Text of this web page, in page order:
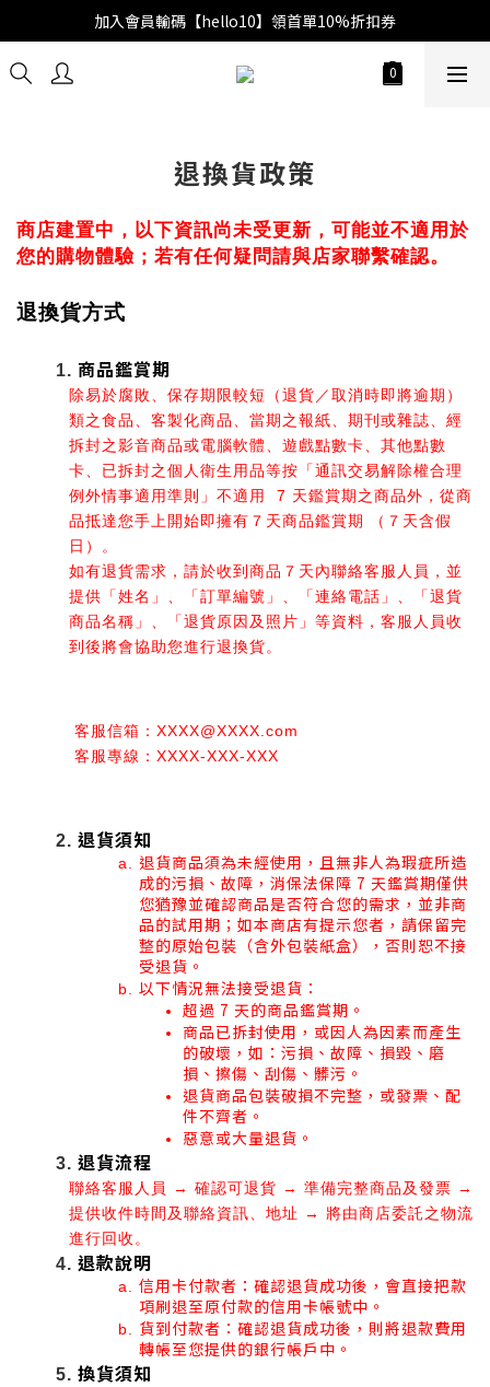
加入會員輸碼【hello10】領首單10%折扣券
退換貨政策
商店建置中，以下資訊尚未受更新，可能並不適用於
您的購物體驗；若有任何疑問請與店家聯繫確認。
退換貨方式
商品鑑賞期
除易於腐敗、保存期限較短（退貨／取消時即將逾期）
類之食品、客製化商品、當期之報紙、期刊或雜誌、經
拆封之影音商品或電腦軟體、遊戲點數卡、其他點數
卡、已拆封之個人衛生用品等按「通訊交易解除權合理
例外情事適用準則」不適用  7 天鑑賞期之商品外，從商
品抵達您手上開始即擁有７天商品鑑賞期 （７天含假
日）。
如有退貨需求，請於收到商品７天內聯絡客服人員，並
提供「姓名」、「訂單編號」、「連絡電話」、「退貨
商品名稱」、「退貨原因及照片」等資料，客服人員收
到後將會協助您進行退換貨。
客服信箱：XXXX@XXXX.com
客服專線：XXXX-XXX-XXX
退貨須知
退貨商品須為未經使用，且無非人為瑕疵所造
成的污損、故障，消保法保障 7 天鑑賞期僅供
您猶豫並確認商品是否符合您的需求，並非商
品的試用期；如本商店有提示您者，請保留完
整的原始包裝（含外包裝紙盒），否則恕不接
受退貨。
以下情況無法接受退貨：
超過 7 天的商品鑑賞期。
商品已拆封使用，或因人為因素而產生
的破壞，如：污損、故障、損毀、磨
損、擦傷、刮傷、髒污。
退貨商品包裝破損不完整，或發票、配
件不齊者。
惡意或大量退貨。
退貨流程
聯絡客服人員 → 確認可退貨 → 準備完整商品及發票 →
提供收件時間及聯絡資訊、地址 → 將由商店委託之物流
進行回收。
退款說明
信用卡付款者：確認退貨成功後，會直接把款
項刷退至原付款的信用卡帳號中。
貨到付款者：確認退貨成功後，則將退款費用
轉帳至您提供的銀行帳戶中。
換貨須知